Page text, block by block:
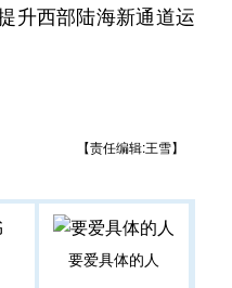
升西部陆海新通道运
【责任编辑:王雪】
要爱具体的人